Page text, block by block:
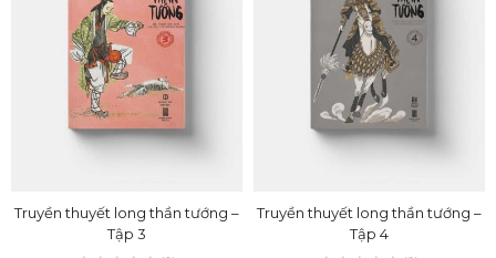
Truyền thuyết long thần tướng –
Tập 3
Truyền thuyết long thần tướng –
Tập 4